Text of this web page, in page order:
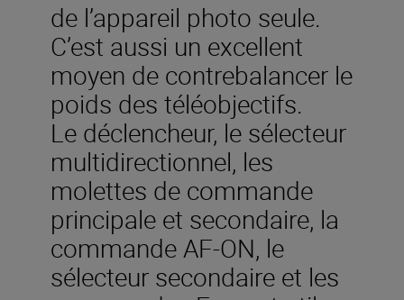
de l’appareil photo seule.
C’est aussi un excellent
moyen de contrebalancer le
poids des téléobjectifs.
Le déclencheur, le sélecteur
multidirectionnel, les
molettes de commande
principale et secondaire, la
commande AF-ON, le
sélecteur secondaire et les